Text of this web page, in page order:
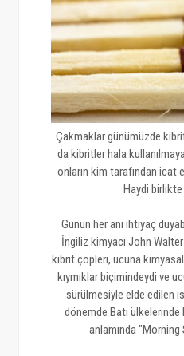
Çakmaklar günümüzde
da kibritler hala
onların kim tarafından icat
Haydi
Günün her anı ihtiyaç
İngiliz kimyacı John
kibrit çöpleri, ucuna
kıymıklar biçimindeydi ve
sürülmesiyle elde edilen
dönemde Batı
anlamında "Morning